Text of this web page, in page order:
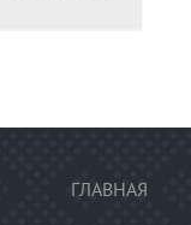
ГЛАВНАЯ